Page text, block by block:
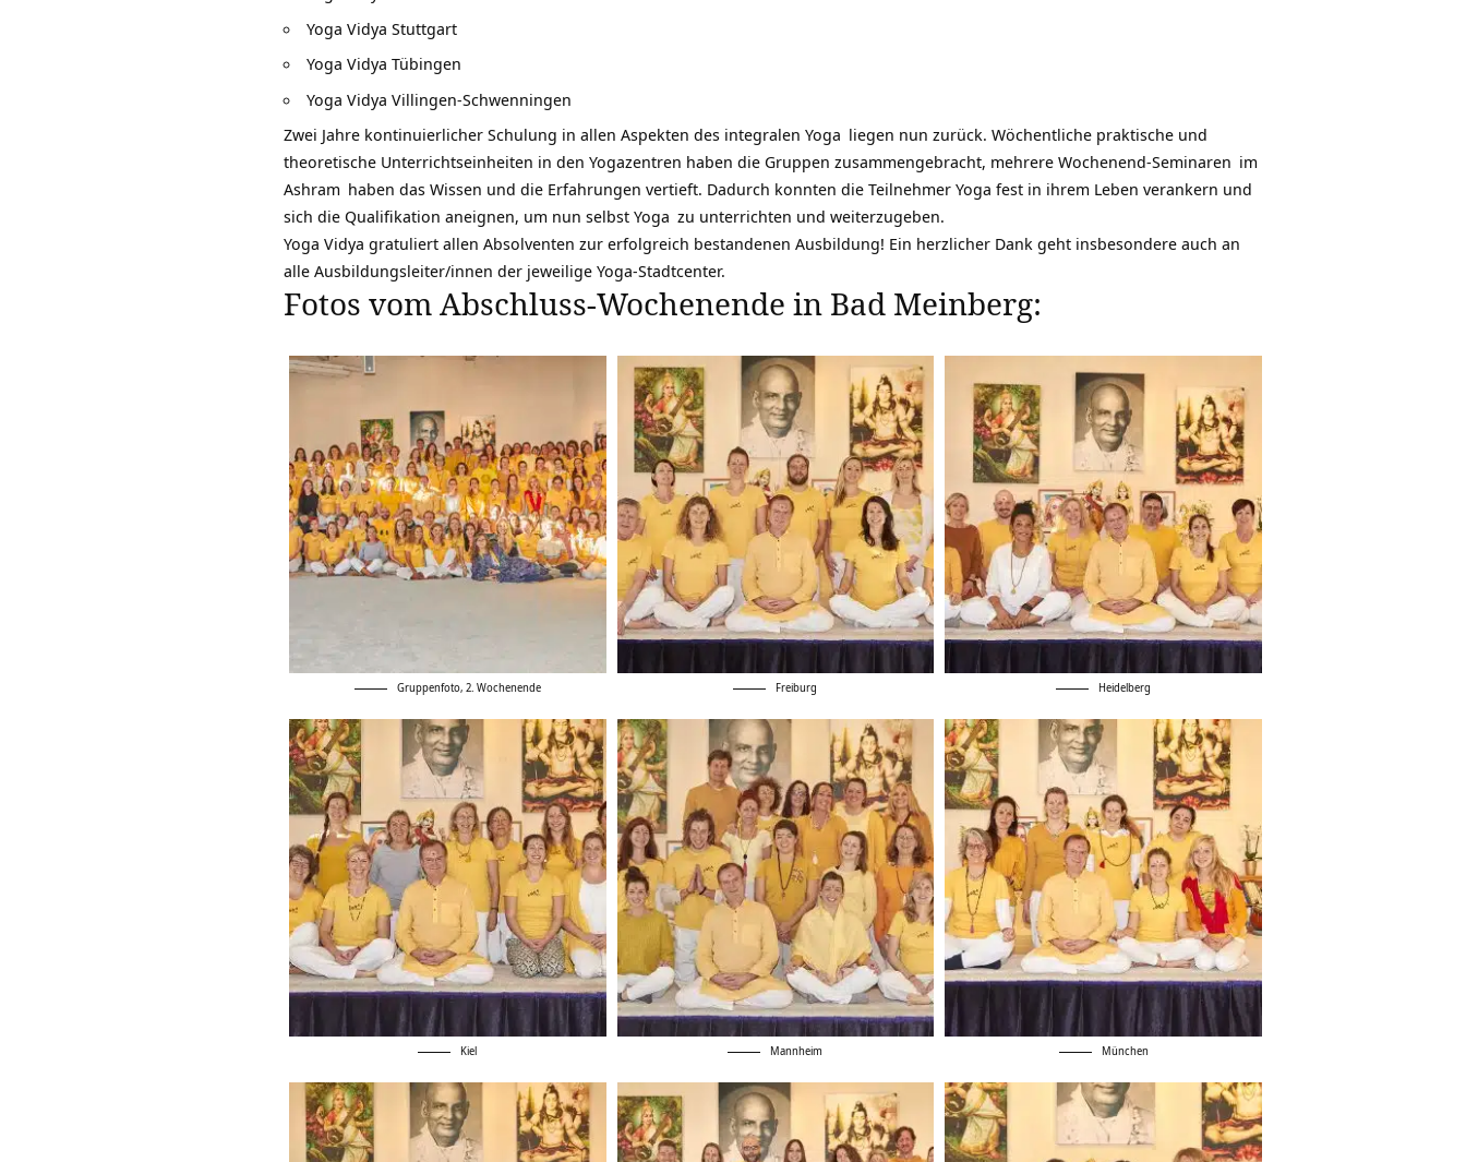
Yoga Vidya Stuttgart
Yoga Vidya Tübingen
Yoga Vidya Villingen-Schwenningen
Zwei Jahre kontinuierlicher Schulung in allen Aspekten des integralen Yoga liegen nun zurück. Wöchentliche praktische und
theoretische Unterrichtseinheiten in den Yogazentren haben die Gruppen zusammengebracht, mehrere Wochenend-Seminaren im
Ashram haben das Wissen und die Erfahrungen vertieft. Dadurch konnten die Teilnehmer Yoga fest in ihrem Leben verankern und
sich die Qualifikation aneignen, um nun selbst Yoga zu unterrichten und weiterzugeben.
Yoga Vidya gratuliert allen Absolventen zur erfolgreich bestandenen Ausbildung! Ein herzlicher Dank geht insbesondere auch an
alle Ausbildungsleiter/innen der jeweilige Yoga-Stadtcenter.
Fotos vom Abschluss-Wochenende in Bad Meinberg:
Gruppenfoto, 2. Wochenende Freiburg Heidelberg
Kiel Mannheim München